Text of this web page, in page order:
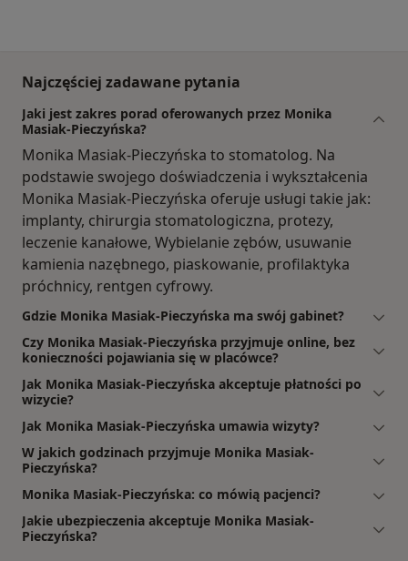
Najczęściej zadawane pytania
Jaki jest zakres porad oferowanych przez Monika
Masiak-Pieczyńska?
Monika Masiak-Pieczyńska to stomatolog. Na
podstawie swojego doświadczenia i wykształcenia
Monika Masiak-Pieczyńska oferuje usługi takie jak:
implanty, chirurgia stomatologiczna, protezy,
leczenie kanałowe, Wybielanie zębów, usuwanie
kamienia nazębnego, piaskowanie, profilaktyka
próchnicy, rentgen cyfrowy.
Gdzie Monika Masiak-Pieczyńska ma swój gabinet?
Czy Monika Masiak-Pieczyńska przyjmuje online, bez
konieczności pojawiania się w placówce?
Jak Monika Masiak-Pieczyńska akceptuje płatności po
wizycie?
Jak Monika Masiak-Pieczyńska umawia wizyty?
W jakich godzinach przyjmuje Monika Masiak-
Pieczyńska?
Monika Masiak-Pieczyńska: co mówią pacjenci?
Jakie ubezpieczenia akceptuje Monika Masiak-
Pieczyńska?